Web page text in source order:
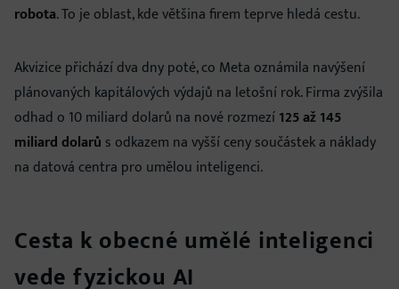
robota. To je oblast, kde většina firem teprve hledá cestu.
Akvizice přichází dva dny poté, co Meta oznámila navýšení
plánovaných kapitálových výdajů na letošní rok. Firma zvýšila
odhad o 10 miliard dolarů na nové rozmezí125 až 145
miliard dolarů s odkazem na vyšší ceny součástek a náklady
na datová centra pro umělou inteligenci.
Cesta k obecné umělé inteligenci
vede fyzickou AI